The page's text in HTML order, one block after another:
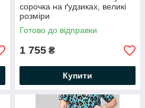
сорочка на ґудзиках, великі
розміри
Готово до відправки
1 755 ₴
Купити